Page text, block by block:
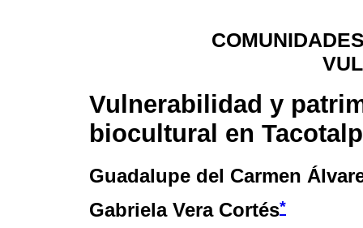
Vulnerabilidad y
biocultural en
Guadalupe del Carmen
Gabriela Vera Cortés*